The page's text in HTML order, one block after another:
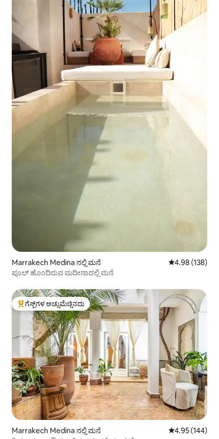
Marrakech Medina ನಲ್ಲಿ ಮನೆ 5 ರಲ್ಲಿ 4.98
4.98 (138)
ಪೂಲ್ ಹೊಂದಿರುವ ಮದೀನಾದಲ್ಲಿ ಮನೆ
ಗೆಸ್ಟ್‌ಗಳಿಗೆ ಅತಿ ಹೆಚ್ಚು ಅಚ್ಚುಮೆಚ್ಚಿನದು
ಗೆಸ್ಟ್‌ಗಳ ಅಚ್ಚುಮೆಚ್ಚಿನದು
Marrakech Medina ನಲ್ಲಿ ಮನೆ 5 ರಲ್ಲಿ 4.95
4.95 (144)